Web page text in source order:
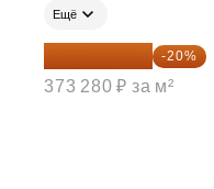
Ещё
24 935 104 ₽ -20%
373 280 ₽ за м²